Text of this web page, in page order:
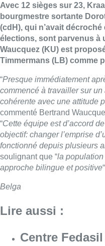
Avec 12 sièges sur 23,
bourgmestre sortante
(cdH), qui n’avait
élections, sont parvenus à
Waucquez (KU) est
Timmermans (LB) comme
“Presque immédiatement
commencé à travailler sur
cohérente avec une attitude
commenté Bertrand
“Cette équipe est d’accord
objectif: changer l’emprise
fonctionné depuis plusieurs
soulignant que “la
approche bilingue et positive
Belga
Lire aussi :
Centre